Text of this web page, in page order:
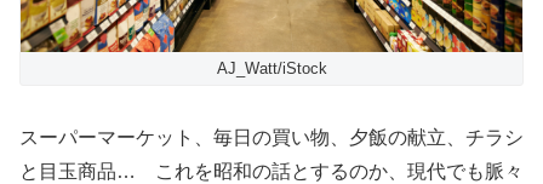
AJ_Watt/iStock
スーパーマーケット、毎日の買い物、夕飯の献立、チラシ
と目玉商品… これを昭和の話とするのか、現代でも脈々